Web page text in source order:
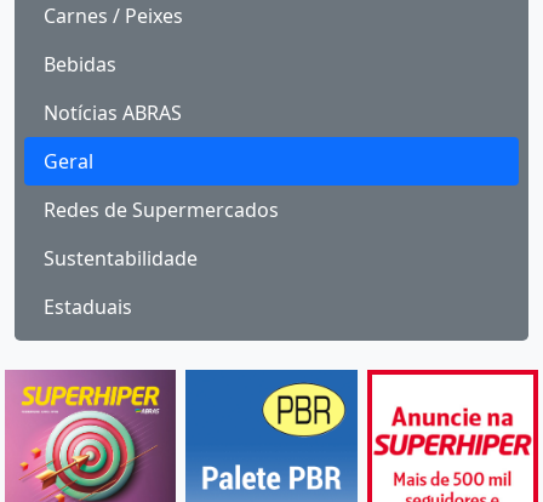
Carnes / Peixes
Bebidas
Notícias ABRAS
Geral
Redes de Supermercados
Sustentabilidade
Estaduais